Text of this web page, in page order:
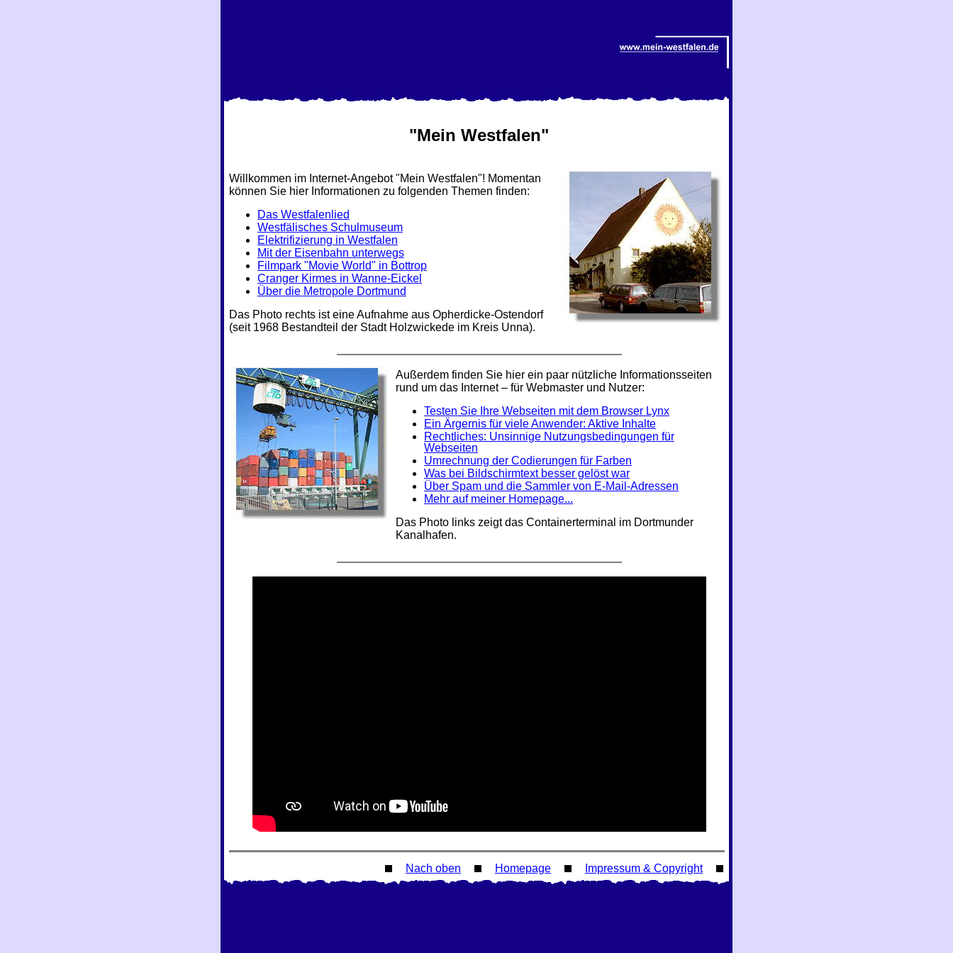
"Mein Westfalen"
Willkommen im Internet-Angebot "Mein Westfalen"! Momentan
können Sie hier Informationen zu folgenden Themen finden:
Das Westfalenlied
Westfälisches Schulmuseum
Elektrifizierung in Westfalen
Mit der Eisenbahn unterwegs
Filmpark "Movie World" in Bottrop
Cranger Kirmes in Wanne-Eickel
Über die Metropole Dortmund
Das Photo rechts ist eine Aufnahme aus Opherdicke-Ostendorf
(seit 1968 Bestandteil der Stadt Holzwickede im Kreis Unna).
Außerdem finden Sie hier ein paar nützliche Informationsseiten
rund um das Internet – für Webmaster und Nutzer:
Testen Sie Ihre Webseiten mit dem Browser Lynx
Ein Ärgernis für viele Anwender: Aktive Inhalte
Rechtliches: Unsinnige Nutzungsbedingungen für
Webseiten
Umrechnung der Codierungen für Farben
Was bei Bildschirmtext besser gelöst war
Über Spam und die Sammler von E-Mail-Adressen
Mehr auf meiner Homepage...
Das Photo links zeigt das Containerterminal im Dortmunder
Kanalhafen.
Nach oben Homepage Impressum & Copyright